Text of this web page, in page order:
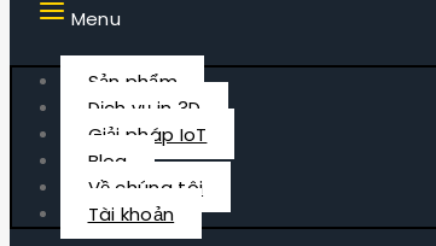
Menu
Sản phẩm
Dịch vụ in 3D
Giải pháp IoT
Blog
Về chúng tôi
Tài khoản